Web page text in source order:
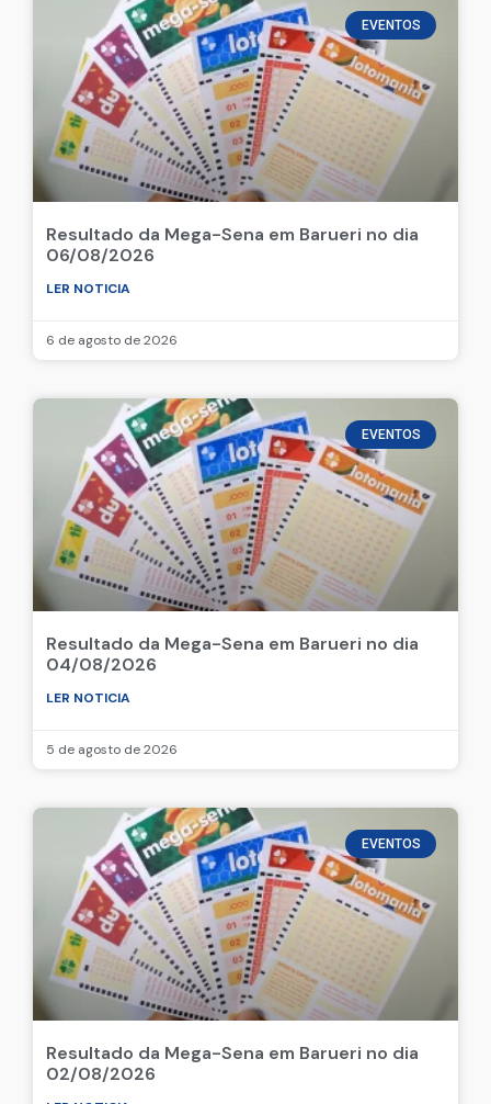
EVENTOS
Resultado da Mega-Sena em Barueri no dia
06/08/2026
LER NOTICIA
6 de agosto de 2026
EVENTOS
Resultado da Mega-Sena em Barueri no dia
04/08/2026
LER NOTICIA
5 de agosto de 2026
EVENTOS
Resultado da Mega-Sena em Barueri no dia
02/08/2026